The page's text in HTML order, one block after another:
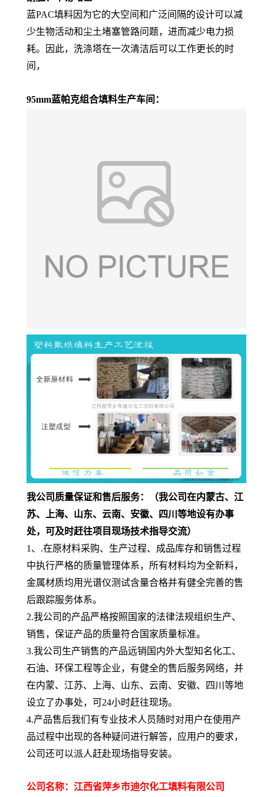
蓝PAC填料因为它的大空间和广泛间隔的设计可以减
少生物活动和尘土堵塞管路问题，进而减少电力损
耗。因此，洗涤塔在一次清洁后可以工作更长的时
间，
95mm蓝帕克组合填料生产车间：
我公司质量保证和售后服务：
（我公司在内蒙古、江
苏、上海、山东、云南、安徽、四川等地设有办事
处，可及时赶往项目现场技术指导交流）
1、.在原材料采购、生产过程、成品库存和销售过程
中执行严格的质量管理体系，所有材料均为全新料，
金属材质均用光谱仪测试含量合格并有健全完善的售
后跟踪服务体系。
2.我公司的产品严格按照国家的法律法规组织生产、
销售，保证产品的质量符合国家质量标准。
3.我公司生产销售的产品远销国内外大型知名化工、
石油、环保工程等企业，有健全的售后服务网络，并
在内蒙、江苏、上海、山东、云南、安徽、四川等地
设立了办事处，可24小时赶往现场。
4.产品售后我们有专业技术人员随时对用户在使用产
品过程中出现的各种疑问进行解答，应用户的要求，
公司还可以派人赶赴现场指导安装。
公司名称：江西省萍乡市迪尔化工填料有限公司